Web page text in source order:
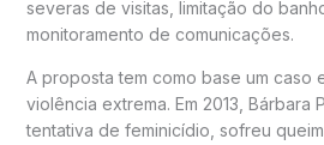
severas de visitas, limitação do
monitoramento de comunicações.
A proposta tem como base um caso
violência extrema. Em 2013, Bárbara
tentativa de feminicídio, sofreu